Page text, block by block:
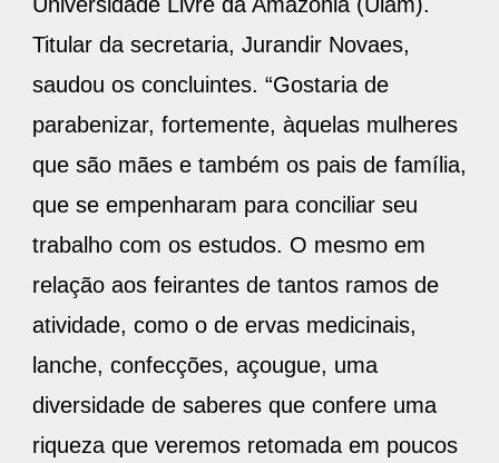
Titular da secretaria, Jurandir Novaes,
saudou os concluintes. “Gostaria de
parabenizar, fortemente, àquelas mulheres
que são mães e também os pais de família,
que se empenharam para conciliar seu
trabalho com os estudos. O mesmo em
relação aos feirantes de tantos ramos de
atividade, como o de ervas medicinais,
lanche, confecções, açougue, uma
diversidade de saberes que confere uma
riqueza que veremos retomada em poucos